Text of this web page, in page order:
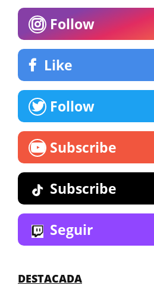
Follow
Like
Follow
Subscribe
Subscribe
Seguir
DESTACADA